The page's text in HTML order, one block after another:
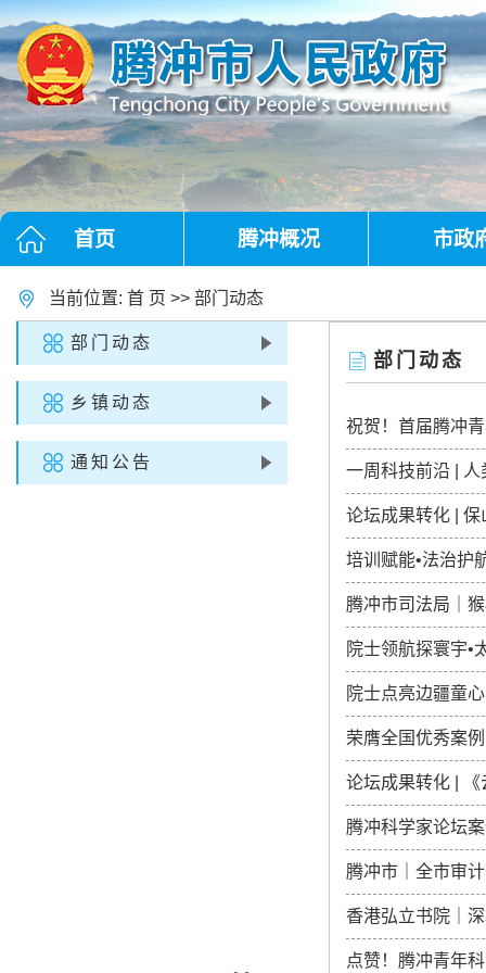
首页 腾冲概况 市政
当前位置: 首 页 >> 部门动态
部门动态
祝贺！首届腾冲
一周科技前沿 |
论坛成果转化 | 保
培训赋能•法治护
腾冲市司法局｜
院士领航探寰宇•
院士点亮边疆童
荣膺全国优秀案
论坛成果转化 |
腾冲科学家论坛
腾冲市｜全市审
香港弘立书院｜
点赞！腾冲青年
部门动态
乡镇动态
通知公告